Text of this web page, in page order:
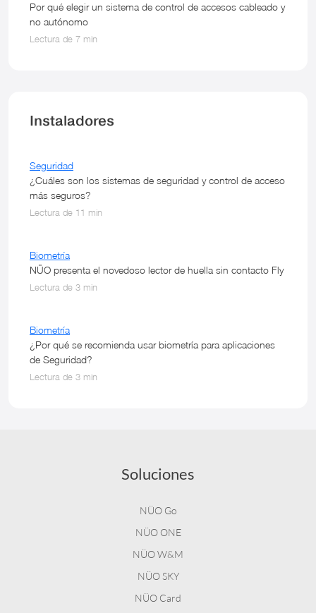
Por qué elegir un sistema de control de accesos cableado y
no autónomo
Lectura de 7 min
Instaladores
Seguridad
¿Cuáles son los sistemas de seguridad y control de acceso
más seguros?
Lectura de 11 min
Biometría
NÜO presenta el novedoso lector de huella sin contacto Fly
Lectura de 3 min
Biometría
¿Por qué se recomienda usar biometría para aplicaciones
de Seguridad?
Lectura de 3 min
Soluciones
NÜO Go
NÜO ONE
NÜO W&M
NÜO SKY
NÜO Card